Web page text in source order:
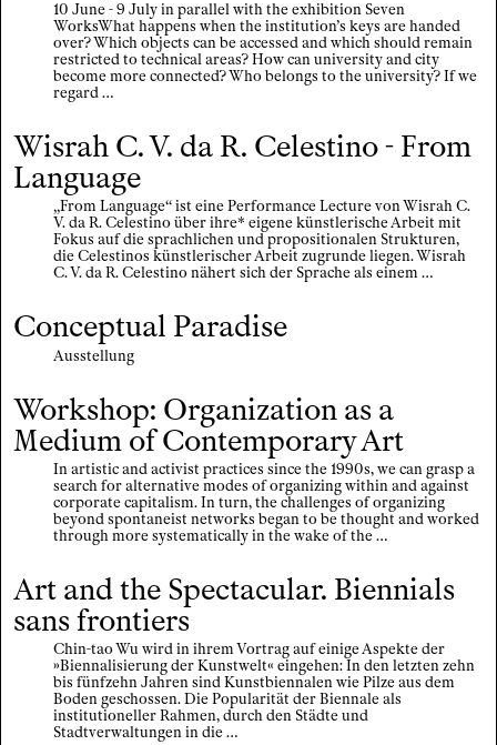
10 June - 9 July in parallel with the exhibition Seven
WorksWhat happens when the institution’s keys are handed
over? Which objects can be accessed and which should remain
restricted to technical areas? How can university and city
become more connected? Who belongs to the university? If we
regard …
Wisrah C. V. da R. Celestino - From
Language
„From Language“ ist eine Performance Lecture von Wisrah C.
V. da R. Celestino über ihre* eigene künstlerische Arbeit mit
Fokus auf die sprachlichen und propositionalen Strukturen,
die Celestinos künstlerischer Arbeit zugrunde liegen. Wisrah
C. V. da R. Celestino nähert sich der Sprache als einem …
Conceptual Paradise
Ausstellung
Workshop: Organization as a
Medium of Contemporary Art
In artistic and activist practices since the 1990s, we can grasp a
search for alternative modes of organizing within and against
corporate capitalism. In turn, the challenges of organizing
beyond spontaneist networks began to be thought and worked
through more systematically in the wake of the …
Art and the Spectacular. Biennials
sans frontiers
Chin-tao Wu wird in ihrem Vortrag auf einige Aspekte der
»Biennalisierung der Kunstwelt« eingehen: In den letzten zehn
bis fünfzehn Jahren sind Kunstbiennalen wie Pilze aus dem
Boden geschossen. Die Popularität der Biennale als
institutioneller Rahmen, durch den Städte und
Stadtverwaltungen in die …